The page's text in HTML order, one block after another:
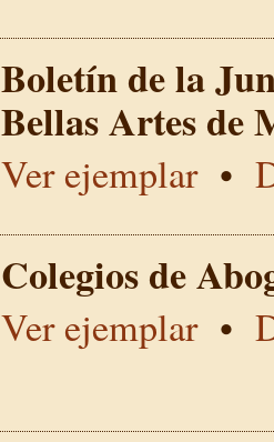
Boletín de la
Bellas Artes
Ver ejemplar•
Colegios de
Ver ejemplar•